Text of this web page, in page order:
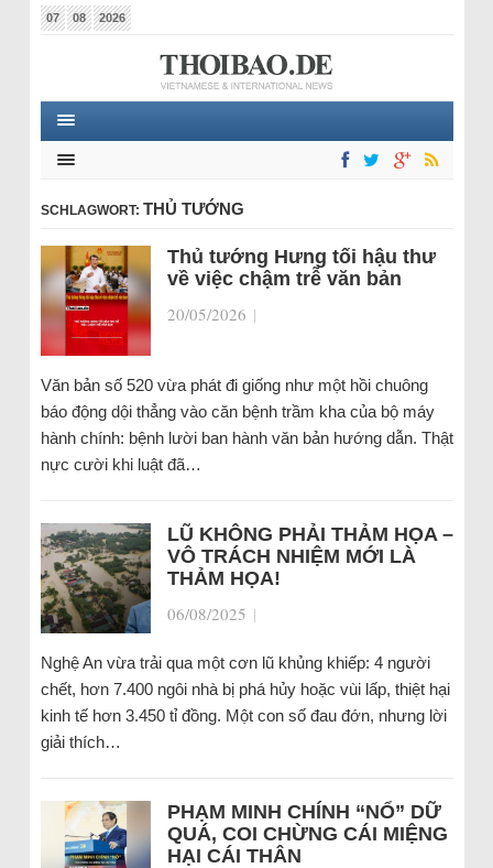
07 08 2026
SCHLAGWORT: THỦ TƯỚNG
Thủ tướng Hưng tối hậu thư
về việc chậm trễ văn bản
20/05/2026 |
Văn bản số 520 vừa phát đi giống như một hồi chuông
báo động dội thẳng vào căn bệnh trầm kha của bộ máy
hành chính: bệnh lười ban hành văn bản hướng dẫn. Thật
nực cười khi luật đã…
LŨ KHÔNG PHẢI THẢM HỌA –
VÔ TRÁCH NHIỆM MỚI LÀ
THẢM HỌA!
06/08/2025 |
Nghệ An vừa trải qua một cơn lũ khủng khiếp: 4 người
chết, hơn 7.400 ngôi nhà bị phá hủy hoặc vùi lấp, thiệt hại
kinh tế hơn 3.450 tỉ đồng. Một con số đau đớn, nhưng lời
giải thích…
PHẠM MINH CHÍNH “NỔ” DỮ
QUÁ, COI CHỪNG CÁI MIỆNG
HẠI CÁI THÂN